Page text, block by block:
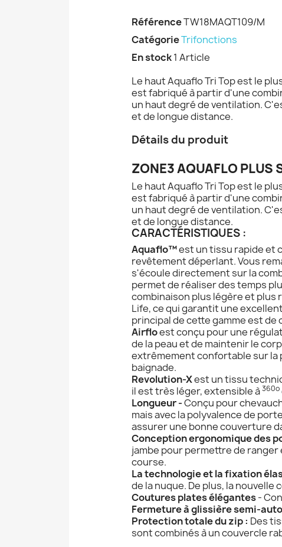
RéférenceTW18MAQT109/M
CatégorieTrifonctions
En stock1 Article
Le haut Aquaflo Tri Top est le
est fabriqué à partir d'une
un haut degré de ventilation.
et de longue distance.
Détails du produit
ZONE3 AQUAFLO PLUS
Le haut Aquaflo Tri Top est le
est fabriqué à partir d'une
un haut degré de ventilation.
et de longue distance.
CARACTÉRISTIQUES :
Aquaflo™est un tissu rapide et
revêtement déperlant. Vous
s'écoule directement sur la
permet de réaliser des temps
combinaison plus légère et plus
Life, ce qui garantit une
principal de cette gamme est
Airfloest conçu pour une
de la peau et de maintenir le
extrêmement confortable sur la
baignade.
Revolution-Xest un tissu
il est très léger, extensible à360o
Longueur -Conçu pour
mais avec la polyvalence de
assurer une bonne couverture
Conception ergonomique des
jambe pour permettre de
course.
La technologie et la fixation
de la nuque. De plus, la
Coutures plates élégantes-
Fermeture à glissière semi-
Protection totale du zip : Des
sont combinés à un couvercle